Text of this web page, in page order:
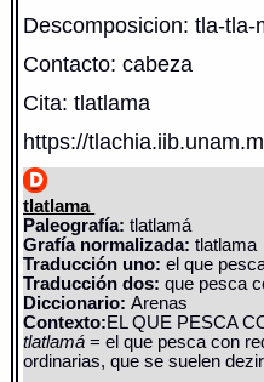
Descomposicion: tla-tla-
Contacto: cabeza
Cita: tlatlama
https://
tlatlama
Paleografía: tlatlamá
Grafía normalizada: tlatlama
Traducción uno: el que
Traducción dos: que pesca
Diccionario:Arenas
Contexto:EL QUE PESCA
tlatlamá= el que pesca con
ordinarias, que se suelen